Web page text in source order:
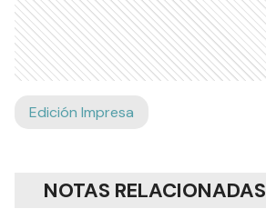
Edición Impresa
NOTAS RELACIONADAS